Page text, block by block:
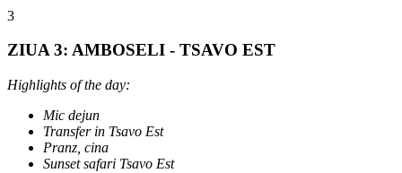
3
ZIUA 3: AMBOSELI - TSAVO EST
Highlights of the day:
Mic dejun
Transfer in Tsavo Est
Pranz, cina
Sunset safari Tsavo Est